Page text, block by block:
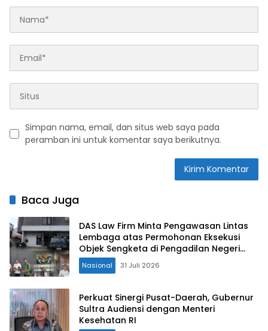
Simpan nama, email, dan situs web saya pada
peramban ini untuk komentar saya berikutnya.
Baca Juga
DAS Law Firm Minta Pengawasan Lintas
Lembaga atas Permohonan Eksekusi
Objek Sengketa di Pengadilan Negeri
Jakarta Selatan
Nasional 31 Juli 2026
Perkuat Sinergi Pusat-Daerah, Gubernur
Sultra Audiensi dengan Menteri
Kesehatan RI